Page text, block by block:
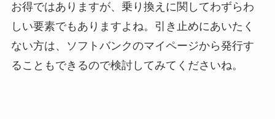
お得ではありますが、乗り換えに関してわずらわ
しい要素でもありますよね。引き止めにあいたく
ない方は、ソフトバンクのマイページから発行す
ることもできるので検討してみてくださいね。